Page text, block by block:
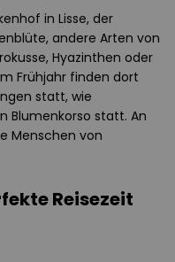
in Lisse, der
andere Arten von
Hyazinthen oder
Frühjahr finden dort
statt, wie
Blumenkorso statt. An
Menschen von
Reisezeit